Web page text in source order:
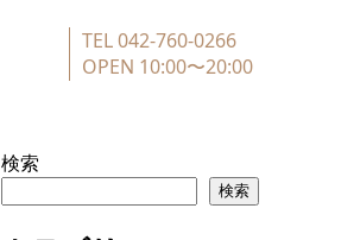
TEL 042-760-0266
OPEN 10:00〜20:00
検索
検索